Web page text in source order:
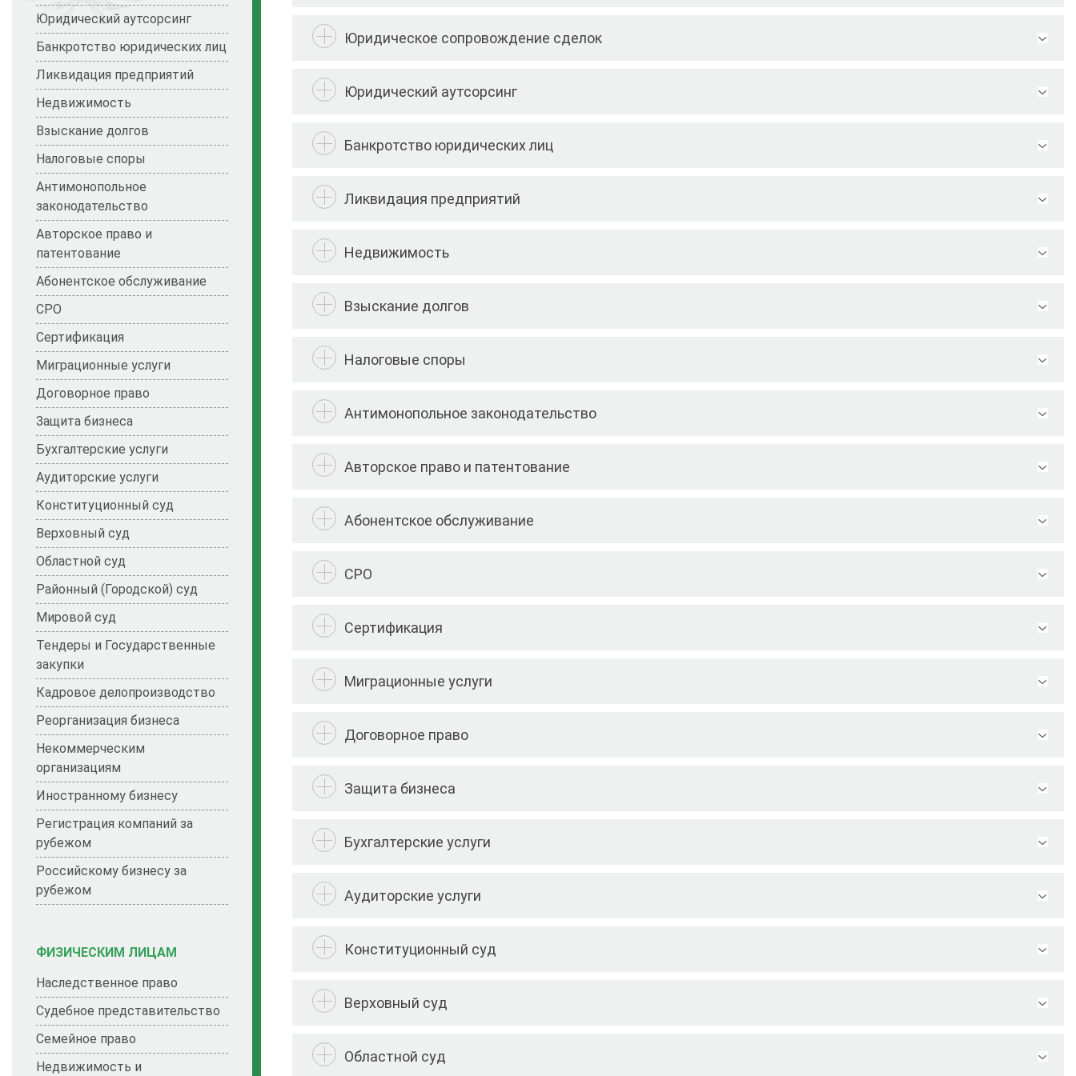
Юридический аутсорсинг
Банкротство юридических лиц
Ликвидация предприятий
Недвижимость
Взыскание долгов
Налоговые споры
Антимонопольное
законодательство
Авторское право и
патентование
Абонентское обслуживание
СРО
Сертификация
Миграционные услуги
Договорное право
Защита бизнеса
Бухгалтерские услуги
Аудиторские услуги
Конституционный суд
Верховный суд
Областной суд
Районный (Городской) суд
Мировой суд
Тендеры и Государственные
закупки
Кадровое делопроизводство
Реорганизация бизнеса
Некоммерческим
организациям
Иностранному бизнесу
Регистрация компаний за
рубежом
Российскому бизнесу за
рубежом
ФИЗИЧЕСКИМ ЛИЦАМ
Наследственное право
Судебное представительство
Семейное право
Недвижимость и
Юридическое сопровождение сделок
Юридический аутсорсинг
Банкротство юридических лиц
Ликвидация предприятий
Недвижимость
Взыскание долгов
Налоговые споры
Антимонопольное законодательство
Авторское право и патентование
Абонентское обслуживание
СРО
Сертификация
Миграционные услуги
Договорное право
Защита бизнеса
Бухгалтерские услуги
Аудиторские услуги
Конституционный суд
Верховный суд
Областной суд